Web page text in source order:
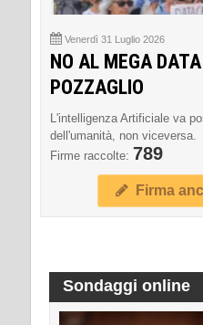
Venerdì 31 Luglio 2026
NO AL MEGA
POZZAGLIO
L'intelligenza Artificiale va
dell'umanità, non viceversa.
Firme raccolte: 789
Firma
Sondaggi online